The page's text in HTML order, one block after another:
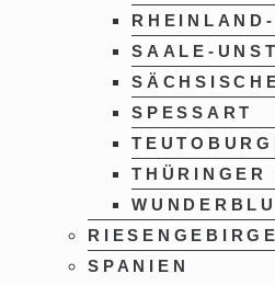
SAALE-
SPESSART
THÜRINGER
RIESENGEBIRGE
SPANIEN